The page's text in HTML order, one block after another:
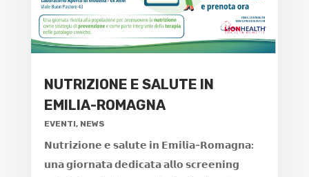
NUTRIZIONE E SALUTE IN
EMILIA-ROMAGNA
EVENTI, NEWS
𝗡𝘂𝘁𝗿𝗶𝘇𝗶𝗼𝗻𝗲 𝗲 𝘀𝗮𝗹𝘂𝘁𝗲 𝗶𝗻 𝗘𝗺𝗶𝗹𝗶𝗮-𝗥𝗼𝗺𝗮𝗴𝗻𝗮:
𝘂𝗻𝗮 𝗴𝗶𝗼𝗿𝗻𝗮𝘁𝗮 𝗱𝗲𝗱𝗶𝗰𝗮𝘁𝗮 𝗮𝗹𝗹𝗼 𝘀𝗰𝗿𝗲𝗲𝗻𝗶𝗻𝗴